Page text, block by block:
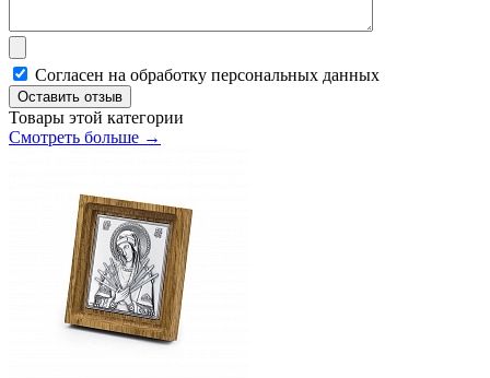
Согласен на обработку персональных данных
Оставить отзыв
Товары этой категории
Смотреть больше →